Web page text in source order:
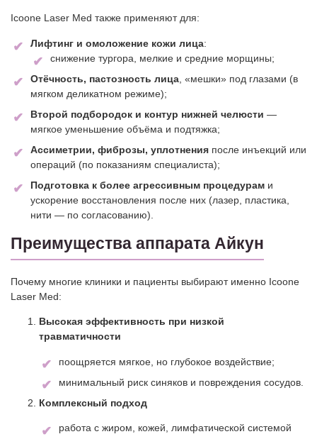
Icoone Laser Med также применяют для:
Лифтинг и омоложение кожи лица:
снижение тургора, мелкие и средние морщины;
Отёчность, пастозность лица , «мешки» под глазами (в
мягком деликатном режиме);
Второй подбородок и контур нижней челюсти —
мягкое уменьшение объёма и подтяжка;
Ассиметрии, фиброзы, уплотнения после инъекций или
операций (по показаниям специалиста);
Подготовка к более агрессивным процедурам и
ускорение восстановления после них (лазер, пластика,
нити — по согласованию).
Преимущества аппарата Айкун
Почему многие клиники и пациенты выбирают именно Icoone
Laser Med:
Высокая эффективность при низкой
травматичности
поощряется мягкое, но глубокое воздействие;
минимальный риск синяков и повреждения сосудов.
Комплексный подход
работа с жиром, кожей, лимфатической системой